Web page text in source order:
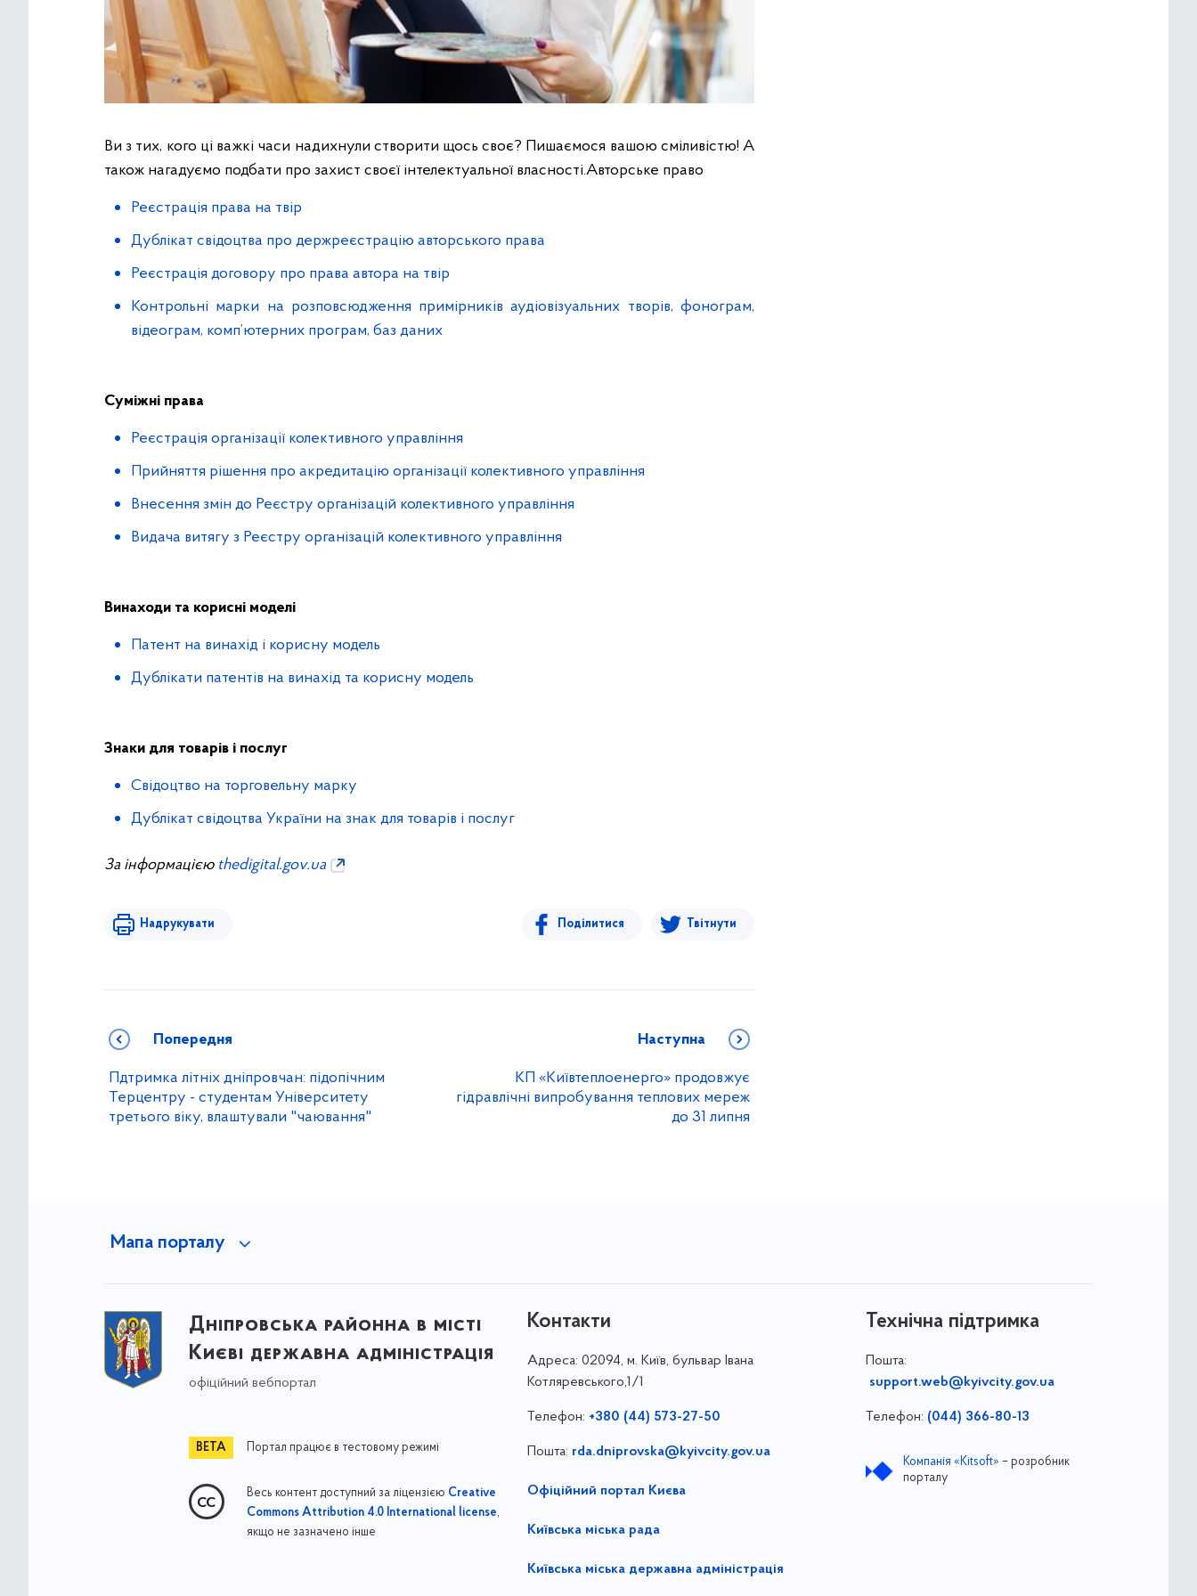
Ви з тих, кого ці важкі часи надихнули створити щось своє? Пишаємося вашою сміливістю! А
також нагадуємо подбати про захист своєї інтелектуальної власності.Авторське право
Реєстрація права на твір
Дублікат свідоцтва про держреєстрацію авторського права
Реєстрація договору про права автора на твір
Контрольні марки на розповсюдження примірників аудіовізуальних творів, фонограм,
відеограм, комп’ютерних програм, баз даних
Суміжні права
Реєстрація організації колективного управління
Прийняття рішення про акредитацію організації колективного управління
Внесення змін до Реєстру організацій колективного управління
Видача витягу з Реєстру організацій колективного управління
Винаходи та корисні моделі
Патент на винахід і корисну модель
Дублікати патентів на винахід та корисну модель
Знаки для товарів і послуг
Свідоцтво на торговельну марку
Дублікат свідоцтва України на знак для товарів і послуг
За інформацією thedigital.gov.ua
Надрукувати Поділитися Твітнути
Попередня
Пдтримка літніх дніпровчан: підопічним
Терцентру - студентам Університету
третього віку, влаштували "чаювання"
Наступна
КП «Київтеплоенерго» продовжує
гідравлічні випробування теплових мереж
до 31 липня
Мапа порталу
Дніпровська районна в місті
Києві державна адміністрація
офіційний вебпортал
Портал працює в тестовому режимі
Весь контент доступний за ліцензією Creative
Commons Attribution 4.0 International license,
якщо не зазначено інше
Контакти
Адреса: 02094, м. Київ, бульвар Івана
Котляревського,1/1
Телефон: +380 (44) 573-27-50
Пошта: rda.dniprovska@kyivcity.gov.ua
Офіційний портал Києва
Київська міська рада
Київська міська державна адміністрація
Технічна підтримка
Пошта:
support.web@kyivcity.gov.ua
Телефон: (044) 366-80-13
Компанія «Kitsoft» – розробник
порталу